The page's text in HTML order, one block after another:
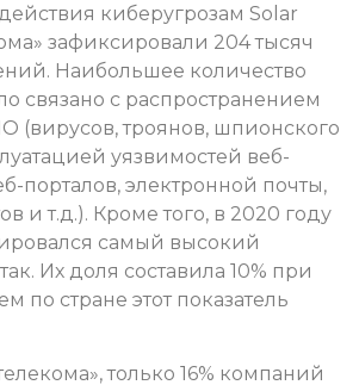
киберугрозам Solar
зафиксировали 204 тысяч
Наибольшее количество
связано с распространением
(вирусов, троянов, шпионского
уязвимостей веб-
порталов, электронной почты,
и т.д.). Кроме того, в 2020 году
самый высокий
Их доля составила 10% при
по стране этот показатель
только 16% компаний